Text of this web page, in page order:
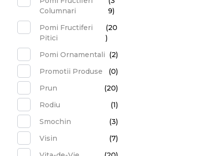
Columnari
9)
Pomi Fructiferi
Pitici
(20
)
Pomi Ornamentali (2)
Promotii Produse
(0)
Prun
(20)
Rodiu
(1)
Smochin
(3)
Visin
(7)